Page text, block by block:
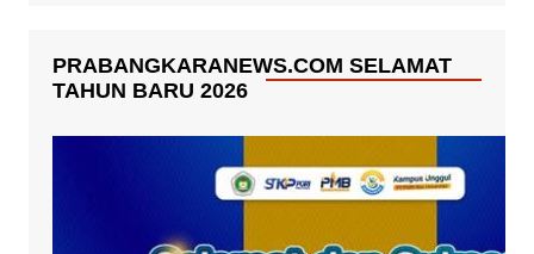
PRABANGKARANEWS.COM SELAMAT
TAHUN BARU 2026